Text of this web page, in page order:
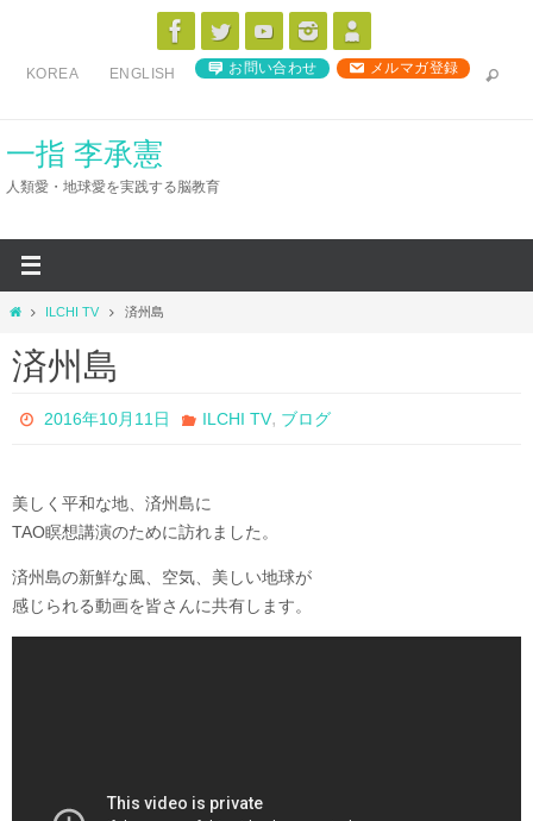
ス
KOREA ENGLISH お問い合わせ メルマガ登録
一指 李承憲
人類愛・地球愛を実践する脳教育
ホ
ム
ILCHI TV 済州島
済州島
2016年10月11日 ILCHI TV, ブログ
美しく平和な地、済州島に
TAO瞑想講演のために訪れました。
済州島の新鮮な風、空気、美しい地球が
感じられる動画を皆さんに共有します。